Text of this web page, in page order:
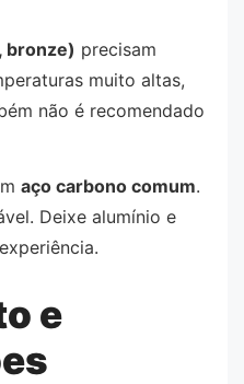
bronze) precisam
muito altas,
não é recomendado
aço carbono comum.
Deixe alumínio e
e